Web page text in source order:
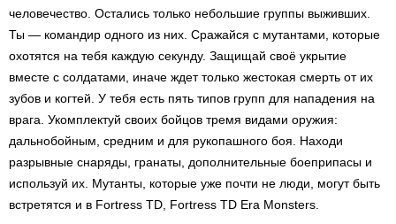
человечество. Остались только небольшие группы выживших.
Ты — командир одного из них. Сражайся с мутантами, которые
охотятся на тебя каждую секунду. Защищай своё укрытие
вместе с солдатами, иначе ждет только жестокая смерть от их
зубов и когтей. У тебя есть пять типов групп для нападения на
врага. Укомплектуй своих бойцов тремя видами оружия:
дальнобойным, средним и для рукопашного боя. Находи
разрывные снаряды, гранаты, дополнительные боеприпасы и
используй их. Мутанты, которые уже почти не люди, могут быть
встретятся и в Fortress TD, Fortress TD Era Monsters.